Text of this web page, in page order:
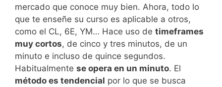
mercado que conoce muy bien. Ahora, todo lo
que te enseñe su curso es aplicable a otros,
como el CL, 6E, YM… Hace uso de timeframes
muy cortos, de cinco y tres minutos, de un
minuto e incluso de quince segundos.
Habitualmente se opera en un minuto. El
método es tendencial por lo que se busca